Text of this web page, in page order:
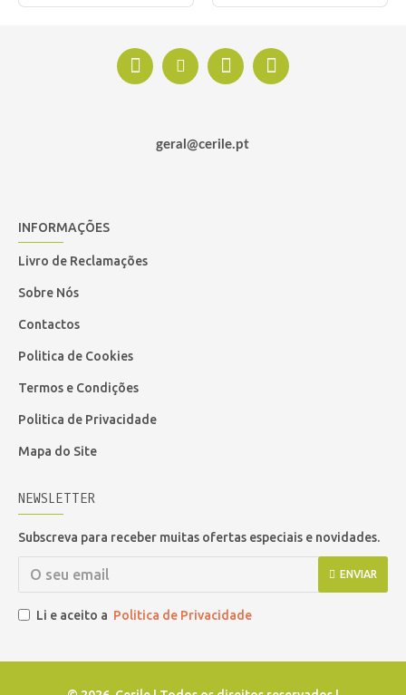
geral@cerile.pt
INFORMAÇÕES
Livro de Reclamações
Sobre Nós
Contactos
Politica de Cookies
Termos e Condições
Politica de Privacidade
Mapa do Site
NEWSLETTER
Subscreva para receber muitas ofertas especiais e novidades.
ENVIAR
Li e aceito a Politica de Privacidade